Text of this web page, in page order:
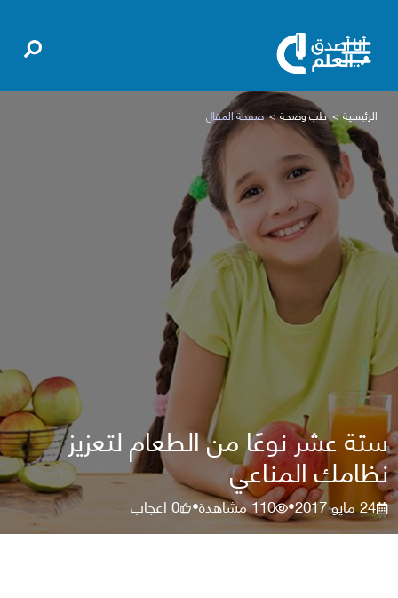
الرئيسية طب وصحة صفحة المقال
ستة عشر نوعًا من الطعام لتعزيز
نظامك المناعي
24 مايو 2017 •
110مشاهدة•
0اعجاب